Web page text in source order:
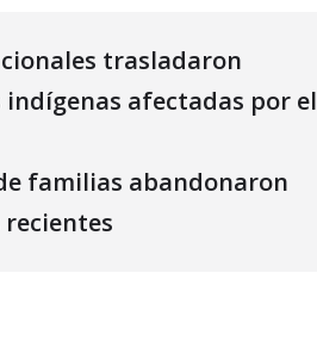
trasladaron
afectadas por el
familias abandonaron